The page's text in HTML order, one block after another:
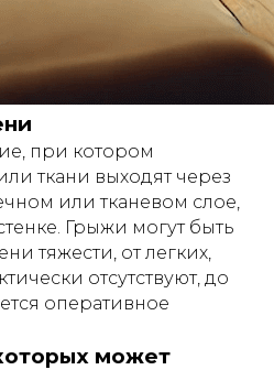
при котором
ткани выходят через
или тканевом слое,
Грыжи могут быть
тяжести, от легких,
отсутствуют, до
оперативное
может